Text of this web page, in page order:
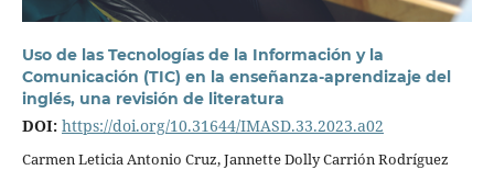
Uso de las Tecnologías de la Información y la
Comunicación (TIC) en la enseñanza-aprendizaje del
inglés, una revisión de literatura
DOI: https://doi.org/10.31644/IMASD.33.2023.a02
Carmen Leticia Antonio Cruz, Jannette Dolly Carrión Rodríguez